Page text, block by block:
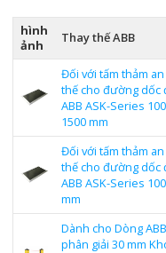
hình
ảnh
Thay thế ABB
Đối với tấm thảm
thế cho đường dốc
ABB ASK-Series
1500 mm
Đối với tấm thảm
thế cho đường dốc
ABB ASK-Series
mm
Dành cho Dòng
phân giải 30 mm